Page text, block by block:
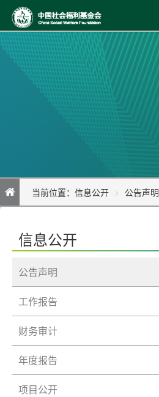
首 页
新闻资讯
机构介绍
当前位置： 信息公开 公告声明
信息公开
公告声明
工作报告
财务审计
年度报告
项目公开